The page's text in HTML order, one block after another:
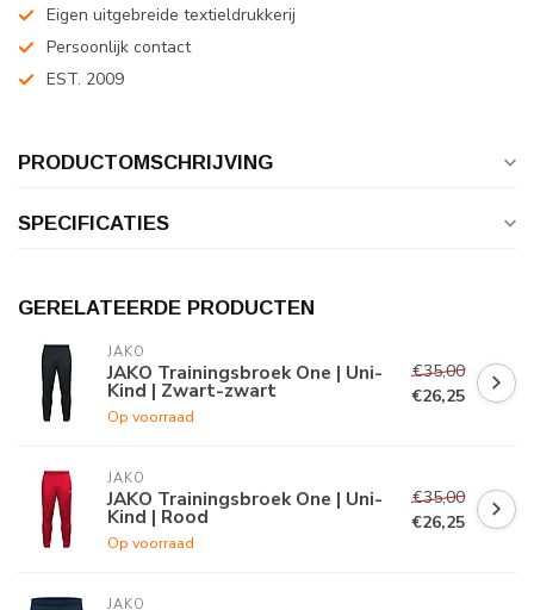
Eigen uitgebreide textieldrukkerij
Persoonlijk contact
EST. 2009
PRODUCTOMSCHRIJVING
SPECIFICATIES
GERELATEERDE PRODUCTEN
JAKO
JAKO Trainingsbroek One | Uni-
Kind | Zwart-zwart
Op voorraad
€35,00
€26,25
JAKO
JAKO Trainingsbroek One | Uni-
Kind | Rood
Op voorraad
€35,00
€26,25
JAKO